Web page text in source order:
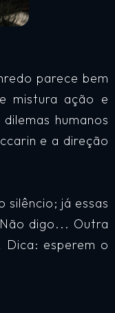
parece bem
mistura ação e
humanos
e a direção
silêncio; já essas
digo... Outra
Dica: esperem o